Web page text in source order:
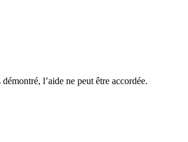
l’aide ne peut être accordée.